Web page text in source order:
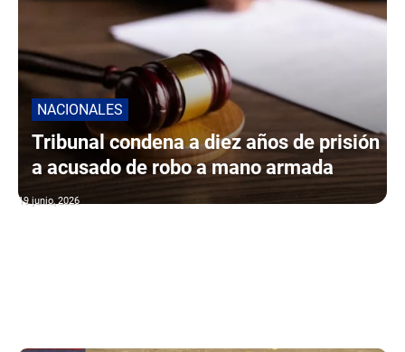
NACIONALES
Tribunal condena a diez años de prisión
a acusado de robo a mano armada
19 junio, 2026